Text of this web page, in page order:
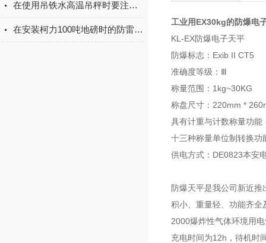
在使用吊铁水高温吊秤时要注意这些事项
在安装柯力100吨地磅时的防雷措施是不可少的
工业用EX30kg的防爆电
KL-EX防爆电子天平
防爆标志：Exib II CT5
准确度等级：Ⅲ
称量范围：1kg~30KG
称盘尺寸：220mm *
具有计重与计数称量功能
十三种称量单位制转换
供电方式：DE0823本安
防爆天平是我公司新近
积小、重量轻、功能齐
2000爆炸性气体环境用
充电时间为12h，待机时